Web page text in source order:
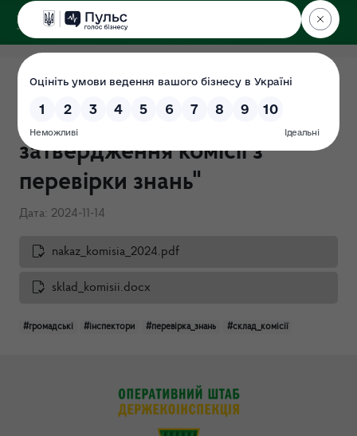
ДЕРЖЕКОІНСПЕКЦІЯ
Поліського округу
Наказ № 841-ОД від
14.11.2024 "Про
затвердження комісії з
перевірки знань"
Дата: 2024-11-14
nakaz_komisia_2024.pdf
sklad_komisii.docx
#громадські #інспектори #перевірка_знань #склад_комісії